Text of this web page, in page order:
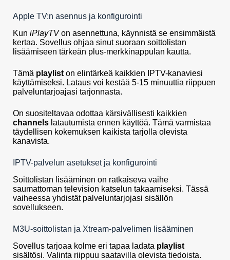
Apple TV:n asennus ja konfigurointi
Kun iPlayTVon asennettuna, käynnistä se ensimmäistä
kertaa. Sovellus ohjaa sinut suoraan soittolistan
lisäämiseen tärkeän plus-merkkinappulan kautta.
Tämä playlist on elintärkeä kaikkien IPTV-kanaviesi
käyttämiseksi. Lataus voi kestää 5-15 minuuttia riippuen
palveluntarjoajasi tarjonnasta.
On suositeltavaa odottaa kärsivällisesti kaikkien
channels latautumista ennen käyttöä. Tämä varmistaa
täydellisen kokemuksen kaikista tarjolla olevista
kanavista.
IPTV-palvelun asetukset ja konfigurointi
Soittolistan lisääminen on ratkaiseva vaihe
saumattoman television katselun takaamiseksi. Tässä
vaiheessa yhdistät palveluntarjojasi sisällön
sovellukseen.
M3U-soittolistan ja Xtream-palvelimen lisääminen
Sovellus tarjoaa kolme eri tapaa ladata playlist
sisältösi. Valinta riippuu saatavilla olevista tiedoista.